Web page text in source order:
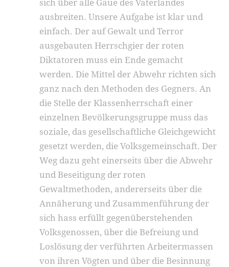
sich über alle Gaue des Vaterlandes
ausbreiten. Unsere Aufgabe ist klar und
einfach. Der auf Gewalt und Terror
ausgebauten Herrschgier der roten
Diktatoren muss ein Ende gemacht
werden. Die Mittel der Abwehr richten sich
ganz nach den Methoden des Gegners. An
die Stelle der Klassenherrschaft einer
einzelnen Bevölkerungsgruppe muss das
soziale, das gesellschaftliche Gleichgewicht
gesetzt werden, die Volksgemeinschaft. Der
Weg dazu geht einerseits über die Abwehr
und Beseitigung der roten
Gewaltmethoden, andererseits über die
Annäherung und Zusammenführung der
sich hass erfüllt gegenüberstehenden
Volksgenossen, über die Befreiung und
Loslösung der verführten Arbeitermassen
von ihren Vögten und über die Besinnung